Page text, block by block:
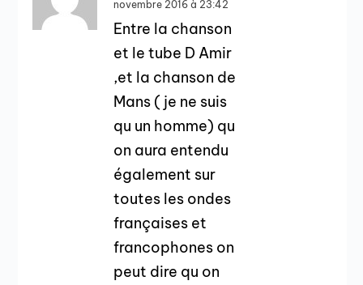
novembre 2016 à 23:42
Entre la chanson
et le tube D Amir
,et la chanson de
Mans ( je ne suis
qu un homme) qu
on aura entendu
également sur
toutes les ondes
françaises et
francophones on
peut dire qu on